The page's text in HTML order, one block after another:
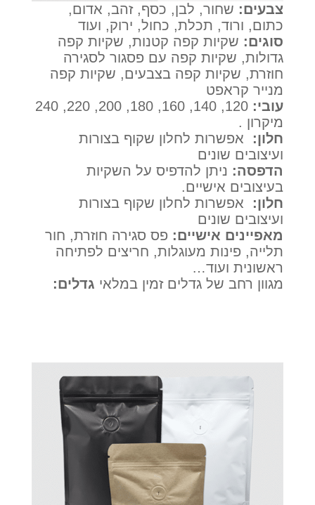
צבעים: שחור, לבן, כסף, זהב, אדום,
כתום, ורוד, תכלת, כחול, ירוק, ועוד
סוגים: שקיות קפה קטנות, שקיות קפה
גדולות, שקיות קפה עם פסגור לסגירה
חוזרת, שקיות קפה בצבעים, שקיות קפה
מנייר קראפט
עובי:
120, 140, 160, 180, 200, 220, 240
מיקרון .
חלון:
אפשרות לחלון שקוף בצורות
ועיצובים שונים
הדפסה: ניתן להדפיס על השקיות
בעיצובים אישיים.
חלון:
אפשרות לחלון שקוף בצורות
ועיצובים שונים
מאפיינים אישיים: פס סגירה חוזרת, חור
תלייה, פינות מעוגלות, חריצים לפתיחה
ראשונית ועוד…
גדלים: מגוון רחב של גדלים זמין במלאי